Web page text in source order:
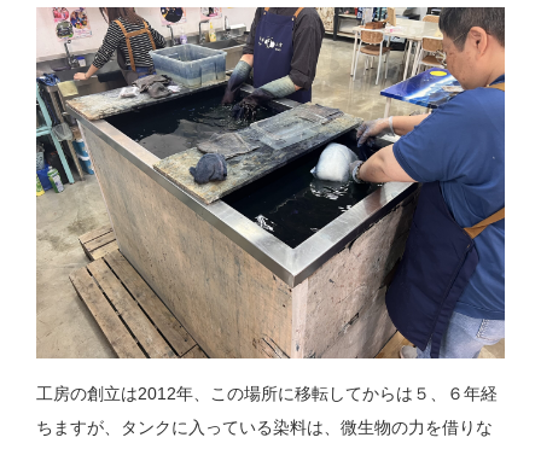
工房の創立は2012年、この場所に移転してからは５、６年経
ちますが、タンクに入っている染料は、微生物の力を借りな